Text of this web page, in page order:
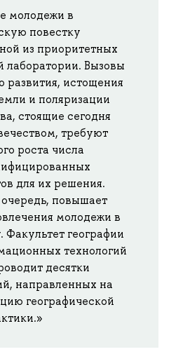
молодежи в
повестку
из приоритетных
лаборатории. Вызовы
развития, истощения
и поляризации
стоящие сегодня
требуют
роста числа
для их решения.
повышает
молодежи в
Факультет географии
технологий
десятки
направленных на
географической